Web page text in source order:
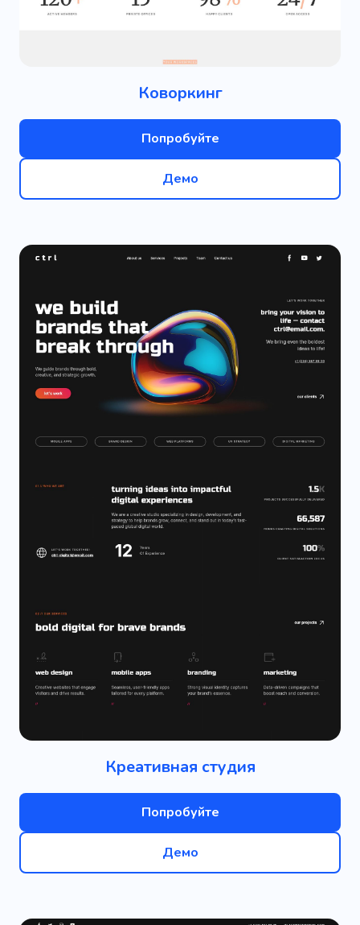
Коворкинг
Попробуйте
Демо
Креативная студия
Попробуйте
Демо